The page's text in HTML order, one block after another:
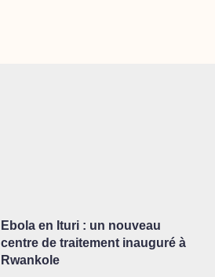
Ebola en Ituri : un nouveau
centre de traitement inauguré à
Rwankole